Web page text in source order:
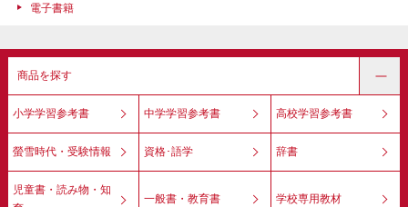
電子書籍
商品を探す
小学学習参考書 中学学習参考書 高校学習参考書
螢雪時代・受験情報 資格･語学 辞書
児童書・読み物・知
一般書・教育書 学校専用教材